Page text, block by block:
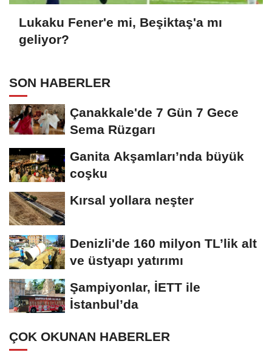
Lukaku Fener'e mi, Beşiktaş'a mı
geliyor?
SON HABERLER
Çanakkale'de 7 Gün 7 Gece
Sema Rüzgarı
Ganita Akşamları’nda büyük
coşku
Kırsal yollara neşter
Denizli'de 160 milyon TL’lik alt
ve üstyapı yatırımı
Şampiyonlar, İETT ile
İstanbul’da
ÇOK OKUNAN HABERLER